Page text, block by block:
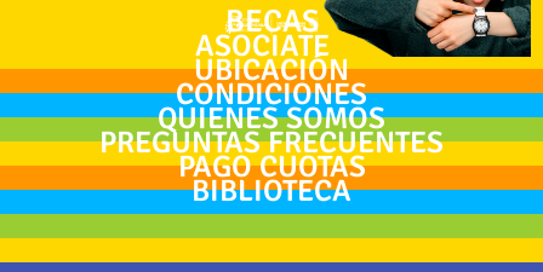
BECAS
ASOCIATE
UBICACIÓN
CONDICIONES
QUIENES SOMOS
PREGUNTAS FRECUENTES
PAGO CUOTAS
BIBLIOTECA